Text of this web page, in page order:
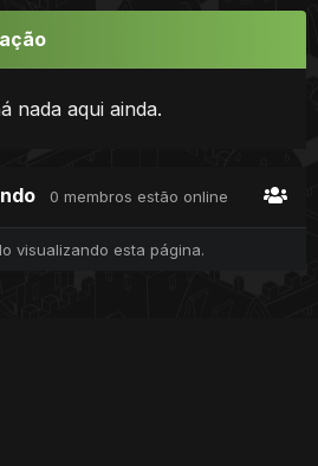
nada aqui ainda.
0 membros estão online
visualizando esta página.